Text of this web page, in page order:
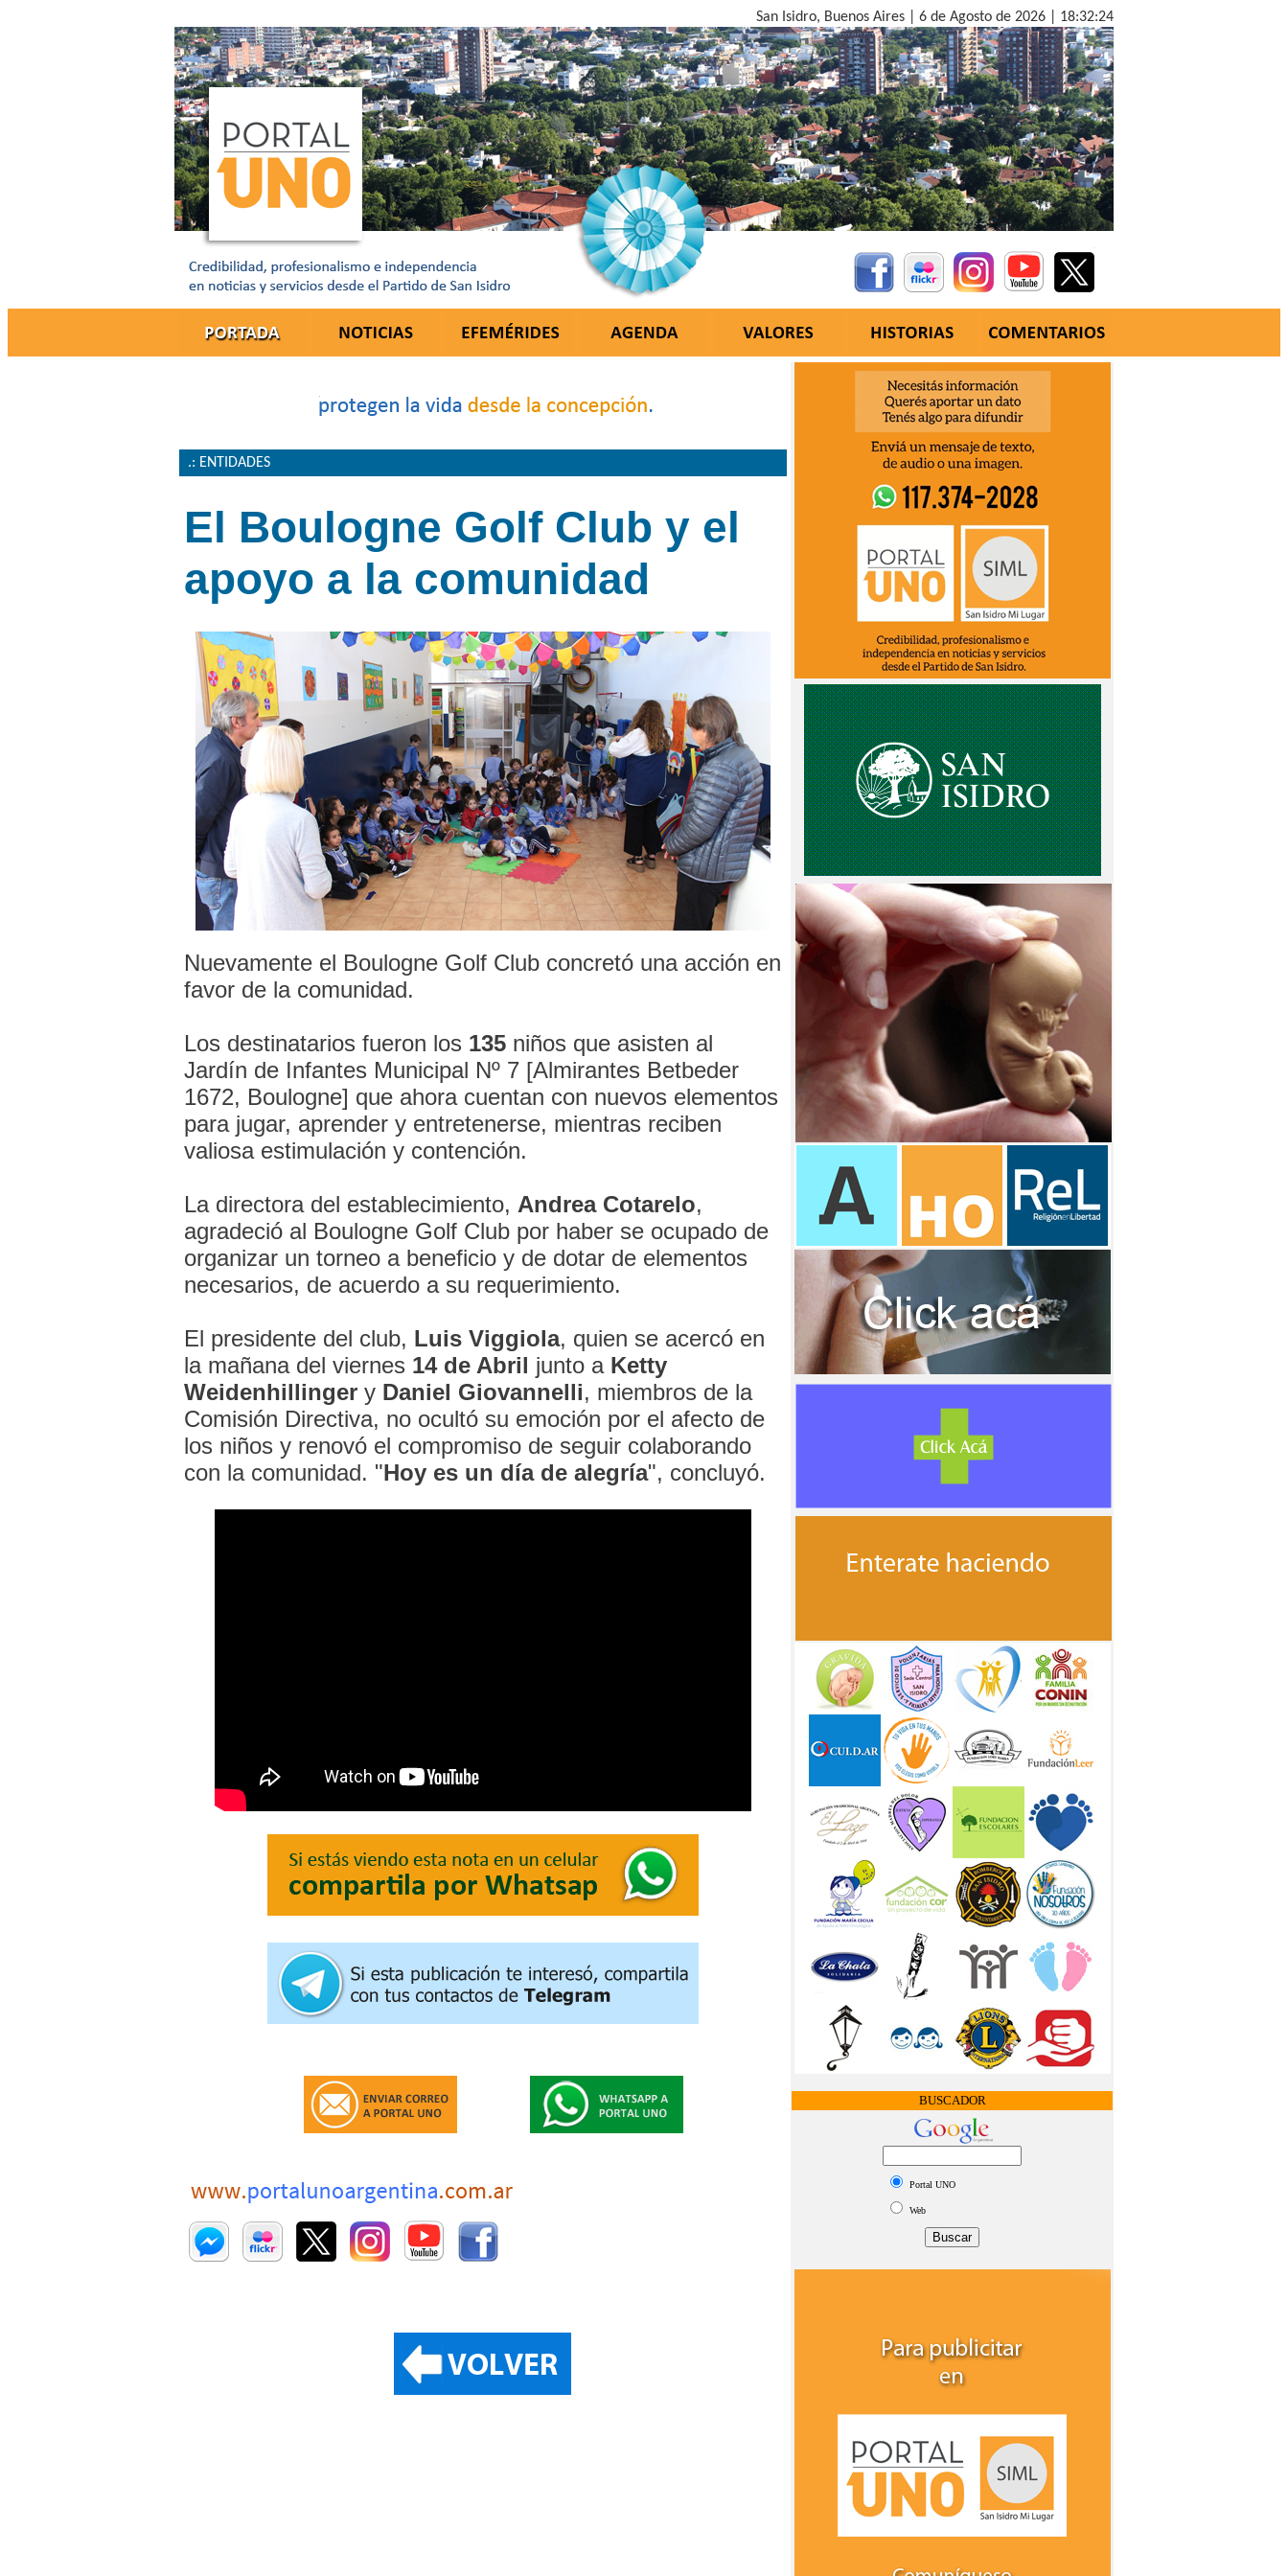
San Isidro, Buenos Aires | 6 de Agosto de 2026 | 18:32:25
.: ENTIDADES
El Boulogne Golf Club y el
apoyo a la comunidad
Nuevamente el Boulogne Golf Club concretó una acción en
favor de la comunidad.
Los destinatarios fueron los 135niños que asisten al
Jardín de Infantes Municipal Nº 7 [Almirantes Betbeder
1672, Boulogne] que ahora cuentan con nuevos elementos
para jugar, aprender y entretenerse, mientras reciben
valiosa estimulación y contención.
La directora del establecimiento, Andrea Cotarelo,
agradeció al Boulogne Golf Club por haber se ocupado de
organizar un torneo a beneficio y de dotar de elementos
necesarios, de acuerdo a su requerimiento.
El presidente del club, Luis Viggiola, quien se acercó en
la mañana del viernes 14 de Abril junto a Ketty
Weidenhillingery Daniel Giovannelli, miembros de la
Comisión Directiva, no ocultó su emoción por el afecto de
los niños y renovó el compromiso de seguir colaborando
con la comunidad. "Hoy es un día de alegría", concluyó.
BUSCADOR
Portal UNO
Web